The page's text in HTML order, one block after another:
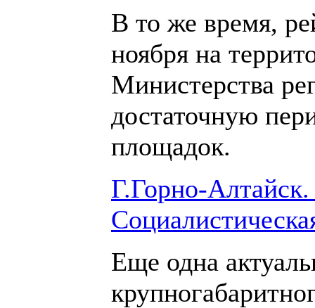
В то же время,
ноября на
Министерства
достаточную
площадок.
Г.Горно-
Еще одна